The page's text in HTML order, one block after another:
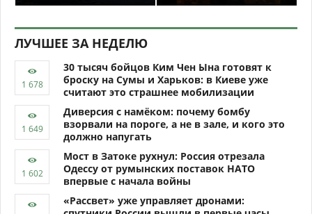
ЛУЧШЕЕ ЗА НЕДЕЛЮ
30 тысяч бойцов Ким Чен Ына готовят к
броску на Сумы и Харьков: в Киеве уже
считают это страшнее мобилизации
Диверсия с намёком: почему бомбу
взорвали на пороге, а не в зале, и кого это
должно напугать
Мост в Затоке рухнул: Россия отрезала
Одессу от румынских поставок НАТО
впервые с начала войны
«Рассвет» уже управляет дронами: